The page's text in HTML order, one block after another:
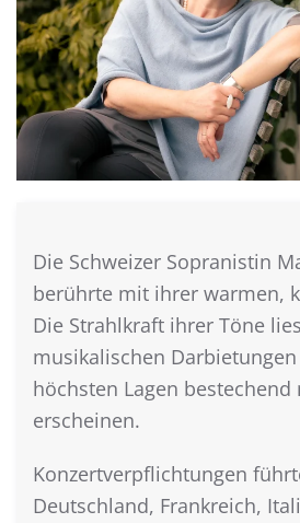
Die Schweizer Sopranistin
berührte mit ihrer warmen,
Die Strahlkraft ihrer Töne
musikalischen
höchsten Lagen
erscheinen.
Konzertverpflichtungen
Deutschland, Frankreich,